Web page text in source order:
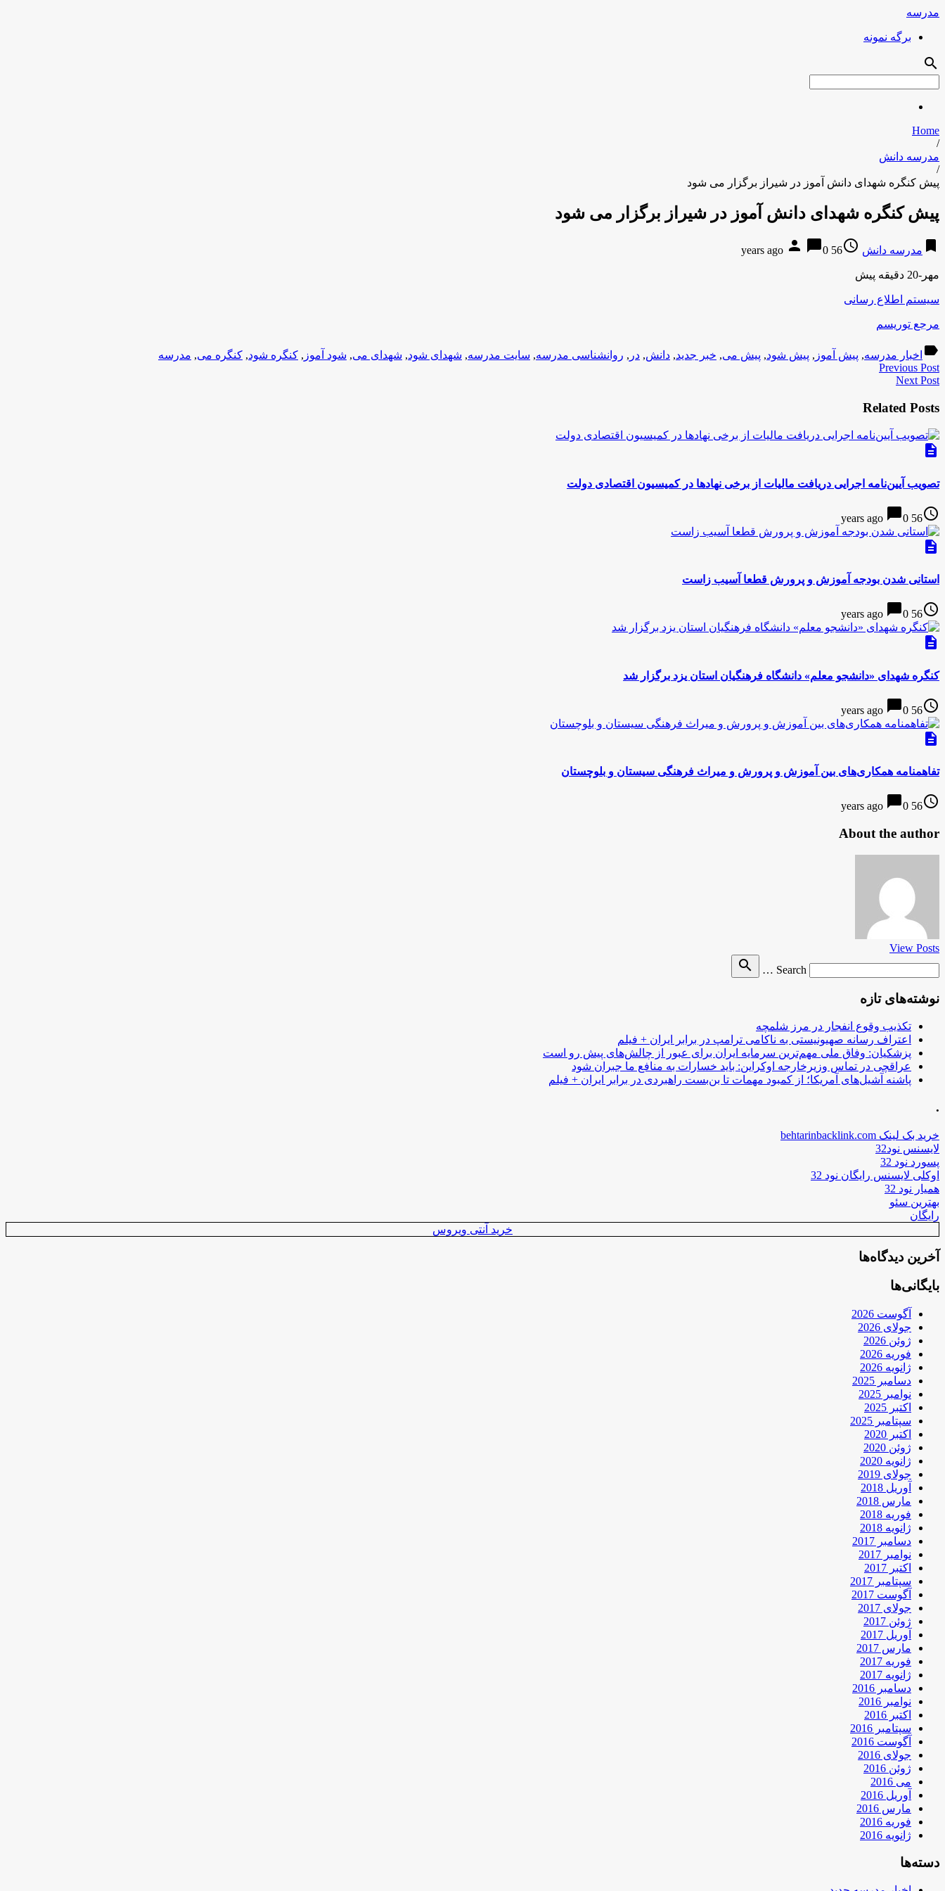
مدرسه
برگه نمونه
search
Home
/
مدرسه دانش
/
پیش کنگره شهدای دانش آموز در شیراز برگزار می شود
پیش کنگره شهدای دانش آموز در شیراز برگزار می شود
bookmark مدرسه دانش access_time
56 years ago
person chat_bubble0
مهر-20 دقیقه پیش
سیستم اطلاع رسانی
مرجع توریسم
label اخبار مدرسه, پیش آموز , پیش شود, پیش می, خبر جدید, دانش, در , روانشناسی مدرسه, سایت مدرسه, شهدای شود, شهدای می, شود آموز , کنگره شود, کنگره می, مدرسه
Previous Post
Next Post
Related Posts
description
تصویب آیین‌نامه اجرایی دریافت مالیات از برخی نهادها در کمیسیون اقتصادی دولت
access_time
56 years ago
chat_bubble0
description
استانی شدن بودجه آموزش و پرورش قطعا آسیب زاست
access_time
56 years ago
chat_bubble0
description
کنگره شهدای «دانشجو معلم» دانشگاه فرهنگیان استان یزد برگزار شد
access_time
56 years ago
chat_bubble0
description
تفاهمنامه همکاری‌های بین آموزش و پرورش و میراث فرهنگی سیستان و بلوچستان
access_time
56 years ago
chat_bubble0
About the author
View Posts
Search …
search
نوشته‌های تازه
تکذیب وقوع انفجار در مرز شلمچه
اعتراف رسانه صهیونیستی به ناکامی ترامپ در برابر ایران + فیلم
پزشکیان: وفاق ملی مهم‌ترین سرمایه ایران برای عبور از چالش‌های پیش رو است
عراقچی در تماس وزیرخارجه اوکراین: باید خسارات به منافع ما جبران شود
پاشنه آشیل‌های آمریکا؛ از کمبود مهمات تا بن‌بست راهبردی در برابر ایران + فیلم
.
خرید بک لینک behtarinbacklink.com
لایسنس نود32
پسورد نود 32
اوکلی لایسنس رایگان نود 32
همیار نود 32
بهترین سئو
رایگان
خرید آنتی ویروس
آخرین دیدگاه‌ها
بایگانی‌ها
آگوست 2026
جولای 2026
ژوئن 2026
فوریه 2026
ژانویه 2026
دسامبر 2025
نوامبر 2025
اکتبر 2025
سپتامبر 2025
اکتبر 2020
ژوئن 2020
ژانویه 2020
جولای 2019
آوریل 2018
مارس 2018
فوریه 2018
ژانویه 2018
دسامبر 2017
نوامبر 2017
اکتبر 2017
سپتامبر 2017
آگوست 2017
جولای 2017
ژوئن 2017
آوریل 2017
مارس 2017
فوریه 2017
ژانویه 2017
دسامبر 2016
نوامبر 2016
اکتبر 2016
سپتامبر 2016
آگوست 2016
جولای 2016
ژوئن 2016
می 2016
آوریل 2016
مارس 2016
فوریه 2016
ژانویه 2016
دسته‌ها